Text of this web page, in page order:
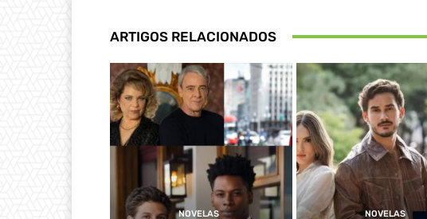
ARTIGOS RELACIONADOS
NOVELAS NOVELAS